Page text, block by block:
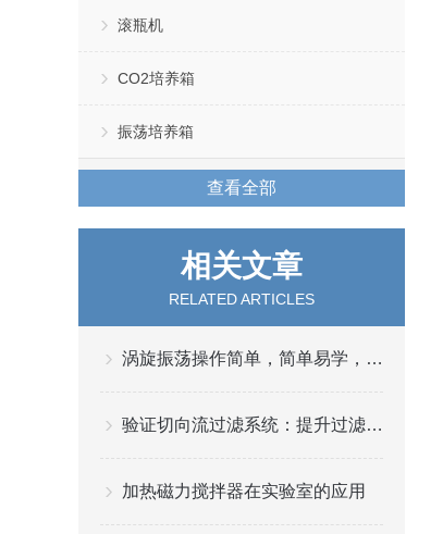
滚瓶机
CO2培养箱
振荡培养箱
查看全部
相关文章
RELATED ARTICLES
涡旋振荡操作简单，简单易学，噪音小
验证切向流过滤系统：提升过滤效率与稳定性
加热磁力搅拌器在实验室的应用